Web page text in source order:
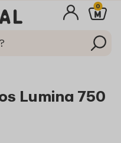
0
Lumina 750